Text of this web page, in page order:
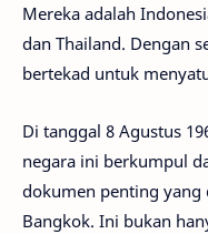
Mereka adalah
dan Thailand. Dengan
bertekad untuk
Di tanggal 8 Agustus
negara ini berkumpul
dokumen penting yang
Bangkok. Ini bukan